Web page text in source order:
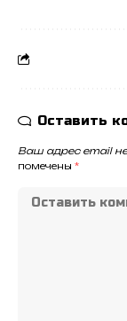
Оставить
Ваш адрес email
помечены *